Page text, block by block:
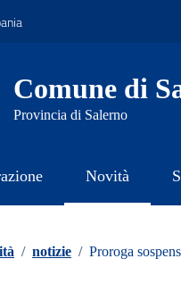
Comune di
Provincia di Salerno
Novità
/ notizie / Proroga